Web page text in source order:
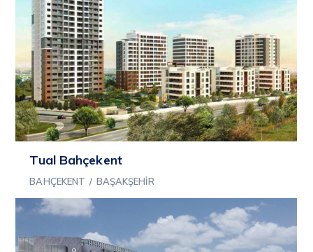
Tual Bahçekent
BAHÇEKENT / BAŞAKŞEHIR